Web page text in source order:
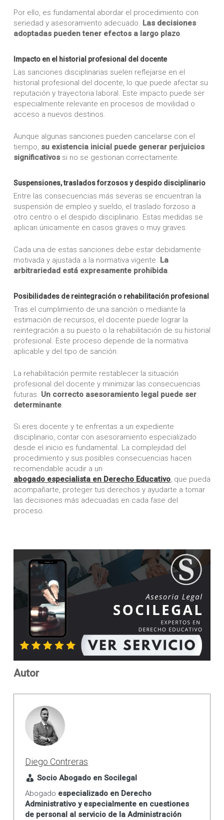
Por ello, es fundamental abordar el procedimiento con
seriedad y asesoramiento adecuado. Las decisiones
adoptadas pueden tener efectos a largo plazo.
Impacto en el historial profesional del docente
Las sanciones disciplinarias suelen reflejarse en el
historial profesional del docente, lo que puede afectar su
reputación y trayectoria laboral. Este impacto puede ser
especialmente relevante en procesos de movilidad o
acceso a nuevos destinos.
Aunque algunas sanciones pueden cancelarse con el
tiempo, su existencia inicial puede generar perjuicios
significativossi no se gestionan correctamente.
Suspensiones, traslados forzosos y despido disciplinario
Entre las consecuencias más severas se encuentran la
suspensión de empleo y sueldo, el traslado forzoso a
otro centro o el despido disciplinario. Estas medidas se
aplican únicamente en casos graves o muy graves.
Cada una de estas sanciones debe estar debidamente
motivada y ajustada a la normativa vigente. La
arbitrariedad está expresamente prohibida.
Posibilidades de reintegración o rehabilitación profesional
Tras el cumplimiento de una sanción o mediante la
estimación de recursos, el docente puede lograr la
reintegración a su puesto o la rehabilitación de su historial
profesional. Este proceso depende de la normativa
aplicable y del tipo de sanción.
La rehabilitación permite restablecer la situación
profesional del docente y minimizar las consecuencias
futuras. Un correcto asesoramiento legal puede ser
determinante.
Si eres docente y te enfrentas a un expediente
disciplinario, contar con asesoramiento especializado
desde el inicio es fundamental. La complejidad del
procedimiento y sus posibles consecuencias hacen
recomendable acudir a un
abogado especialista en Derecho Educativo, que pueda
acompañarte, proteger tus derechos y ayudarte a tomar
las decisiones más adecuadas en cada fase del
proceso.
Autor
Diego Contreras
Socio Abogado en Socilegal
Abogado especializado en Derecho
Administrativo y especialmente en cuestiones
de personal al servicio de la Administración